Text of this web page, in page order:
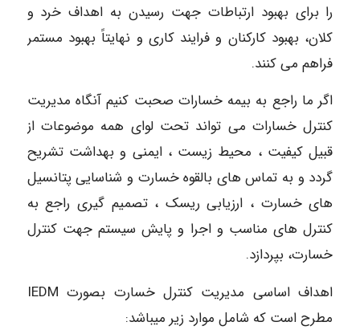
را برای بهبود ارتباطات جهت رسیدن به اهداف خرد و
کلان، بهبود کارکنان و فرایند کاری و نهایتاً بهبود مستمر
فراهم می کنند.
اگر ما راجع به بیمه خسارات صحبت کنیم آنگاه مدیریت
کنترل خسارات می تواند تحت لوای همه موضوعات از
قبیل کیفیت ، محیط زیست ، ایمنی و بهداشت تشریح
گردد و به تماس های بالقوه خسارت و شناسایی پتانسیل
های خسارت ، ارزیابی ریسک ، تصمیم گیری راجع به
کنترل های مناسب و اجرا و پایش سیستم جهت کنترل
خسارت، بپردازد.
اهداف اساسی مدیریت کنترل خسارت بصورت IEDM
مطرح است که شامل موارد زیر میباشد: